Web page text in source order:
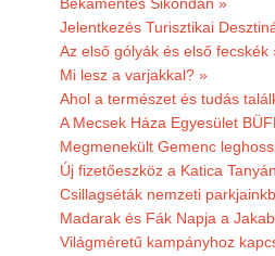
Jelentkezés Turisztikai
Az első gólyák és első fecskék
Mi lesz a varjakkal? »
Ahol a természet és tudás
A Mecsek Háza Egyesület
Megmenekült Gemenc
Új fizetőeszköz a Katica
Csillagséták nemzeti
Madarak és Fák Napja a
Világméretű kampányhoz